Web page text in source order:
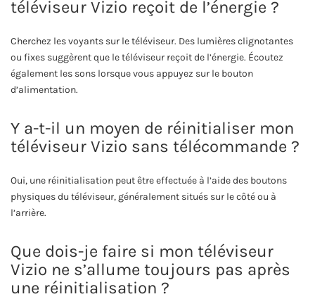
téléviseur Vizio reçoit de l’énergie ?
Cherchez les voyants sur le téléviseur. Des lumières clignotantes
ou fixes suggèrent que le téléviseur reçoit de l’énergie. Écoutez
également les sons lorsque vous appuyez sur le bouton
d’alimentation.
Y a-t-il un moyen de réinitialiser mon
téléviseur Vizio sans télécommande ?
Oui, une réinitialisation peut être effectuée à l’aide des boutons
physiques du téléviseur, généralement situés sur le côté ou à
l’arrière.
Que dois-je faire si mon téléviseur
Vizio ne s’allume toujours pas après
une réinitialisation ?